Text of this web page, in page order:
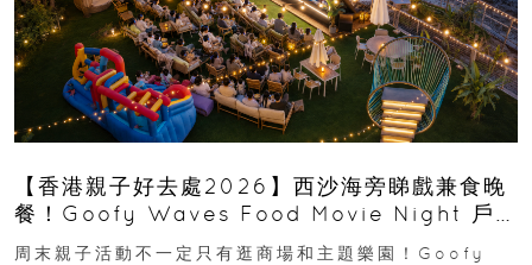
【香港親子好去處2026】西沙海旁睇戲兼食晚
餐！Goofy Waves Food Movie Night 戶
外影院逢週末登場
周末親子活動不一定只有逛商場和主題樂園！Goofy